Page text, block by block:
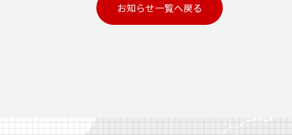
お知らせ一覧へ戻る